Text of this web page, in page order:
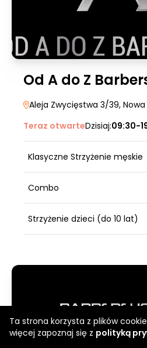
Ta strona korzysta z plików
więcej zapoznaj się z polityką
Od A do Z
Aleja Zwycięstwa 3/39,
Teraz otwarteDzisiaj:09:30-
Klasyczne Strzyżenie męskie
Combo
Strzyżenie dzieci (do 10 lat)